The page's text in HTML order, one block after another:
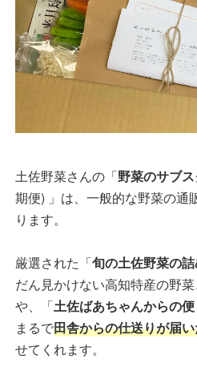
土佐野菜さんの「野菜のサブ
期便) 」は、一般的な野菜の通
ります。
厳選された「旬の土佐野菜の
だん見かけない高知特産の野
や、「土佐ばあちゃんからの便
まるで田舎からの仕送りが届
せてくれます。